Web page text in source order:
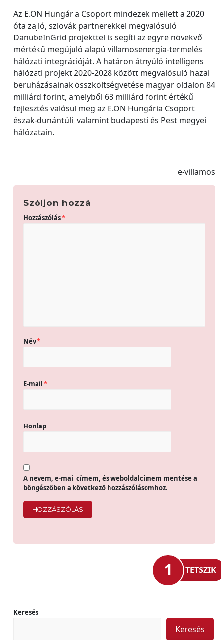
Az E.ON Hungária Csoport mindezek mellett a 2020
óta zajló, szlovák partnerekkel megvalósuló
DanubeInGrid projekttel is segíti az egyre növekvő
mértékű megújuló alapú villamosenergia-termelés
hálózati integrációját. A határon átnyúló intelligens
hálózati projekt 2020-2028 között megvalósuló hazai
beruházásainak összköltségvetése magyar oldalon 84
milliárd forint, amelyből 68 milliárd forint értékű
fejlesztés valósul meg az E.ON Hungária Csoport
észak-dunántúli, valamint budapesti és Pest megyei
hálózatain.
e-villamos
Szóljon hozzá
Hozzászólás*
Név*
E-mail*
Honlap
A nevem, e-mail címem, és weboldalcímem mentése a
böngészőben a következő hozzászólásomhoz.
1 TETSZIK
Keresés
Keresés